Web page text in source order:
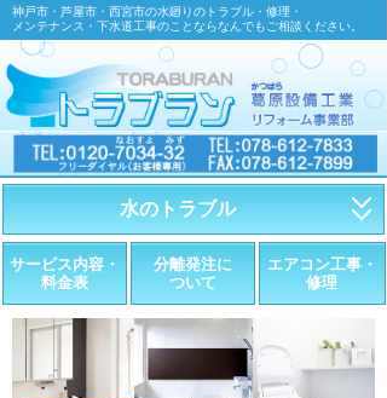
神戸市・芦屋市・西宮市の水廻りのトラブル・修理・
メンテナンス・下水道工事のことならなんでもご相談ください。
水のトラブル
・トイレが詰まったら
・トイレが漏れたら
・水道管が漏れたら
サービス内容・
料金表
分離発注に
ついて
エアコン工事・
修理